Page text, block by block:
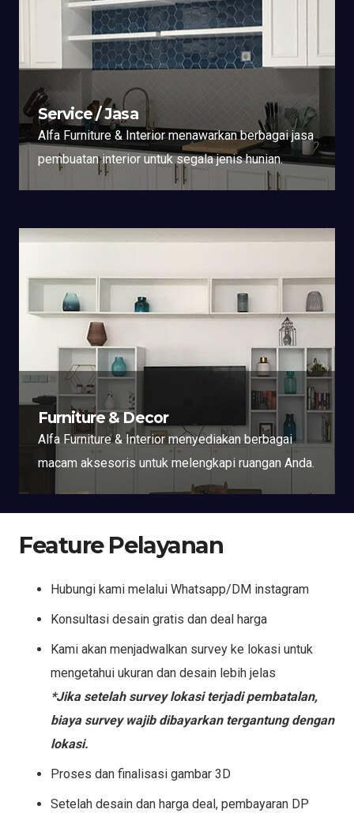
Service / Jasa
Alfa Furniture & Interior menawarkan berbagai jasa
pembuatan interior untuk segala jenis hunian.
Furniture & Decor
Alfa Furniture & Interior menyediakan berbagai
macam aksesoris untuk melengkapi ruangan Anda.
Feature Pelayanan
Hubungi kami melalui Whatsapp/DM instagram
Konsultasi desain gratis dan deal harga
Kami akan menjadwalkan survey ke lokasi untuk
mengetahui ukuran dan desain lebih jelas
*Jika setelah survey lokasi terjadi pembatalan,
biaya survey wajib dibayarkan tergantung dengan
lokasi.
Proses dan finalisasi gambar 3D
Setelah desain dan harga deal, pembayaran DP